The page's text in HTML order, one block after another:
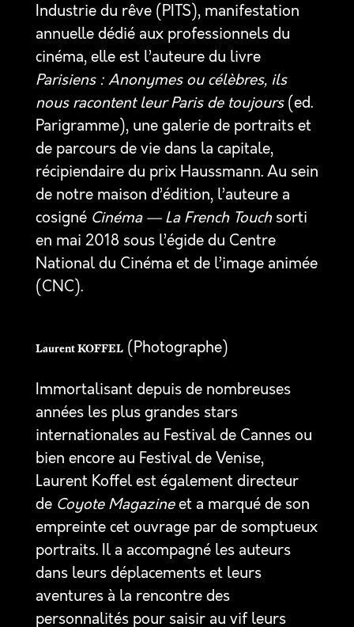
Industrie du rêve (PITS), manifestation
annuelle dédié aux professionnels du
cinéma, elle est l’auteure du livre
Parisiens : Anonymes ou célèbres, ils
nous racontent leur Paris de toujours(ed.
Parigramme), une galerie de portraits et
de parcours de vie dans la capitale,
récipiendaire du prix Haussmann. Au sein
de notre maison d’édition, l’auteure a
cosigné Cinéma — La French Touchsorti
en mai 2018 sous l’égide du Centre
National du Cinéma et de l’image animée
(CNC).
Laurent KOFFEL(Photographe)
Immortalisant depuis de nombreuses
années les plus grandes stars
internationales au Festival de Cannes ou
bien encore au Festival de Venise,
Laurent Koffel est également directeur
de Coyote Magazineet a marqué de son
empreinte cet ouvrage par de somptueux
portraits. Il a accompagné les auteurs
dans leurs déplacements et leurs
aventures à la rencontre des
personnalités pour saisir au vif leurs